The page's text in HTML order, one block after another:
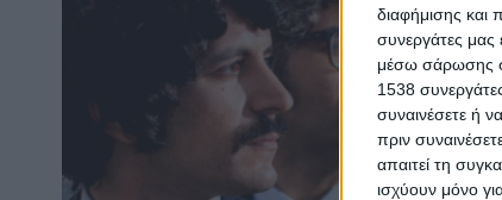
διαφήμισης και
συνεργάτες μας
μέσω σάρωσης
1538
συναινέσετε ή
πριν
απαιτεί τη
ισχύουν μόνο